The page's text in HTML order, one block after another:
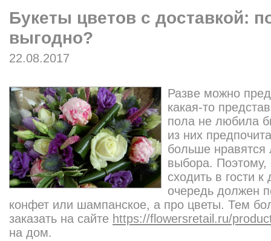
Букеты цветов с доставкой:
выгодно?
22.08.2017
Разве можно
какая-то
пола не любила
из них
больше
выбора. Поэтому,
сходить в гости
очередь должен
конфет или шампанское, а про цветы. Тем
заказать на сайте https://flowersretail.ru/
на дом.